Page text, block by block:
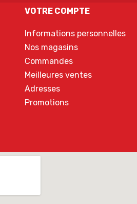
VOTRE COMPTE
Informations personnelles
Nos magasins
Commandes
Meilleures ventes
Adresses
Promotions